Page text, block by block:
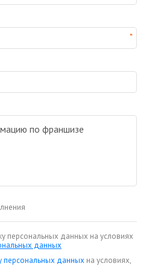
персональных данных на условиях
данных
персональных данных на условиях,